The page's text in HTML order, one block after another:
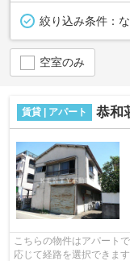
絞り込み条件：
空室のみ
賃貸 | アパート 恭和
こちらの物件はアパート
応じて経路を選択できま